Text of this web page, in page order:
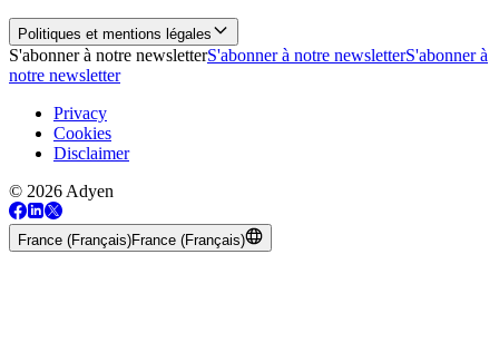
Politiques et mentions légales
S'abonner à notre newsletterS'abonner à notre newsletterS'abonner à
notre newsletter
Privacy
Cookies
Disclaimer
© 2026 Adyen
France (Français)France (Français)